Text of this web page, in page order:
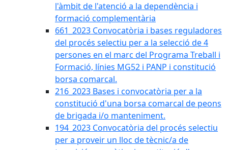
l'àmbit de l'atenció a la dependència i
formació complementària
661_2023 Convocatòria i bases reguladores
del procés selectiu per a la selecció de 4
persones en el marc del Programa Treball i
Formació, línies MG52 i PANP i constitució
borsa comarcal.
216_2023 Bases i convocatòria per a la
constitució d'una borsa comarcal de peons
de brigada i/o manteniment.
194_2023 Convocatòria del procés selectiu
per a proveir un lloc de tècnic/a de